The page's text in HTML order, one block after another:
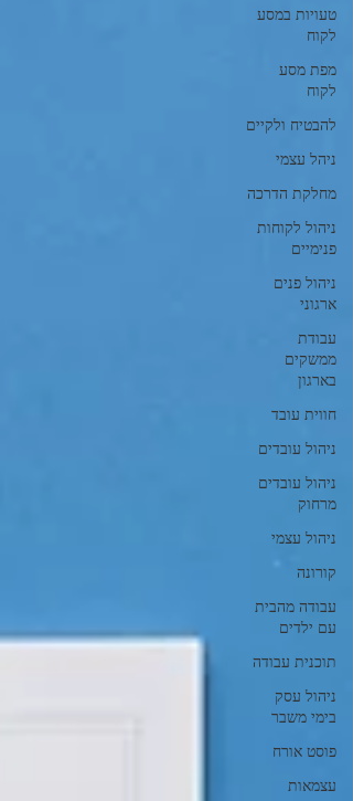
טעויות במסע
לקוח
מפת מסע
לקוח
להבטיח ולקיים
ניהל עצמי
מחלקת הדרכה
ניהול לקוחות
פנימיים
ניהול פנים
ארגוני
עבודת
ממשקים
בארגון
חווית עובד
ניהול עובדים
ניהול עובדים
מרחוק
ניהול עצמי
קורונה
עבודה מהבית
עם ילדים
תוכנית עבודה
ניהול עסק
בימי משבר
פוסט אורח
עצמאות